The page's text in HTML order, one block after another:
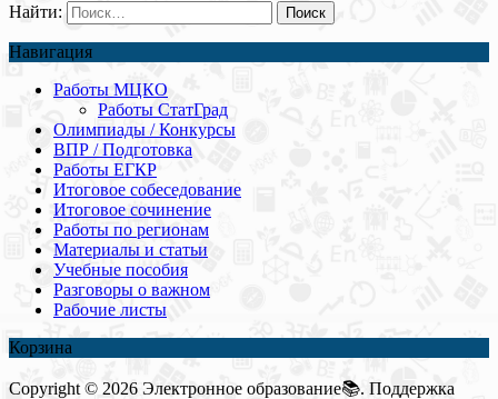
Найти:
Навигация
Работы МЦКО
Работы СтатГрад
Олимпиады / Конкурсы
ВПР / Подготовка
Работы ЕГКР
Итоговое собеседование
Итоговое сочинение
Работы по регионам
Материалы и статьи
Учебные пособия
Разговоры о важном
Рабочие листы
Корзина
Copyright © 2026 Электронное образование📚. Поддержка